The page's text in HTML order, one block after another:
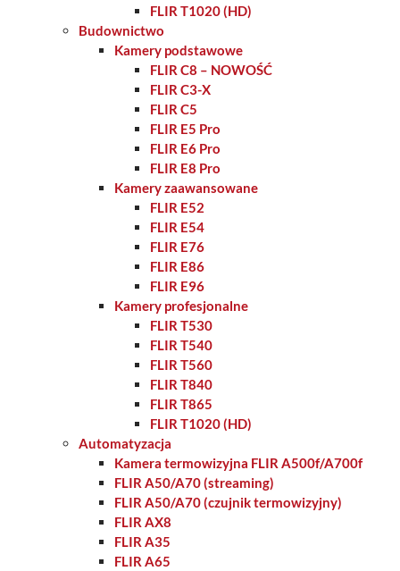
FLIR T1020 (HD)
Budownictwo
Kamery podstawowe
FLIR C8 – NOWOŚĆ
FLIR C3-X
FLIR C5
FLIR E5 Pro
FLIR E6 Pro
FLIR E8 Pro
Kamery zaawansowane
FLIR E52
FLIR E54
FLIR E76
FLIR E86
FLIR E96
Kamery profesjonalne
FLIR T530
FLIR T540
FLIR T560
FLIR T840
FLIR T865
FLIR T1020 (HD)
Automatyzacja
Kamera termowizyjna FLIR A500f/A700f
FLIR A50/A70 (streaming)
FLIR A50/A70 (czujnik termowizyjny)
FLIR AX8
FLIR A35
FLIR A65